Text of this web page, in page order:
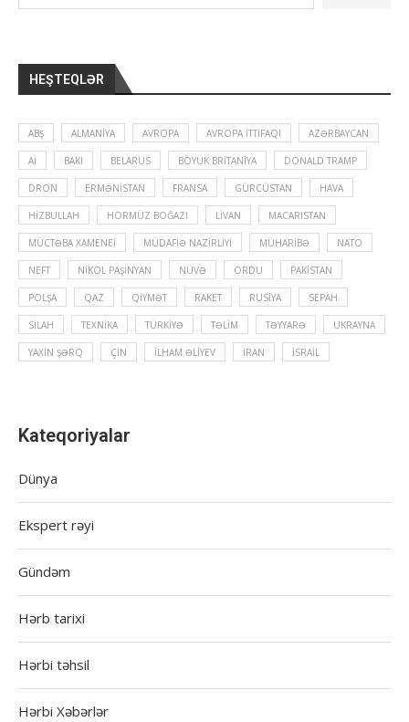
HEŞTEQLƏR
ABŞ ALMANIYA AVROPA AVROPA İTTIFAQI AZƏRBAYCAN
Aİ BAKI BELARUS BÖYÜK BRITANIYA DONALD TRAMP
DRON ERMƏNISTAN FRANSA GÜRCÜSTAN HAVA
HIZBULLAH HÖRMÜZ BOĞAZI LIVAN MACARISTAN
MÜCTƏBA XAMENEI MÜDAFIƏ NAZIRLIYI MÜHARIBƏ NATO
NEFT NIKOL PAŞINYAN NÜVƏ ORDU PAKISTAN
POLŞA QAZ QIYMƏT RAKET RUSIYA SEPAH
SILAH TEXNIKA TÜRKIYƏ TƏLIM TƏYYARƏ UKRAYNA
YAXIN ŞƏRQ ÇIN İLHAM ƏLIYEV İRAN İSRAIL
Kateqoriyalar
Dünya
Ekspert rəyi
Gündəm
Hərb tarixi
Hərbi təhsil
Hərbi Xəbərlər